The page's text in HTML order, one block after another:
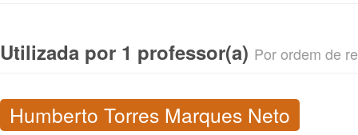
Utilizada por 1 professor(a) Por ordem de
Humberto Torres Marques Neto